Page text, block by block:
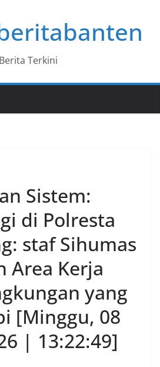
Berita Terkini
Sistem:
di Polresta
staf Sihumas
Area Kerja
yang
[Minggu, 08
| 13:22:49]